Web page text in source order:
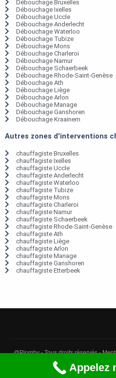
Débouchage Bruxelles
Débouchage Ixelles
Débouchage Uccle
Débouchage Anderlecht
Débouchage Waterloo
Débouchage Tubize
Débouchage Mons
Débouchage Charleroi
Débouchage Namur
Débouchage Schaerbeek
Débouchage Rhode-Saint-Genèse
Débouchage Ath
Débouchage Liège
Débouchage Arlon
Débouchage Manage
Débouchage Ganshoren
Débouchage Kraainem
Autres zones d'interventions
chauffagiste Bruxelles
chauffagiste Ixelles
chauffagiste Uccle
chauffagiste Anderlecht
chauffagiste Waterloo
chauffagiste Tubize
chauffagiste Mons
chauffagiste Charleroi
chauffagiste Namur
chauffagiste Schaerbeek
chauffagiste Rhode-Saint-Genèse
chauffagiste Ath
chauffagiste Liège
chauffagiste Arlon
chauffagiste Manage
chauffagiste Ganshoren
chauffagiste Etterbeek
@Plomby - Tous droits réservés -
Débouchage Belgique
Appelez